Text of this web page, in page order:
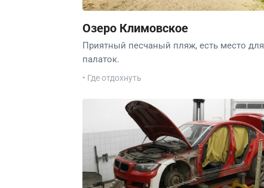
Озеро Климовское
Приятный песчаный пляж, есть место для
палаток.
• Где отдохнуть